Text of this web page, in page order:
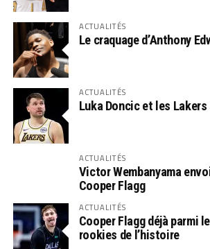
ACTUALITÉS
Le craquage d’Anthony
ACTUALITÉS
Luka Doncic et les
ACTUALITÉS
Victor Wembanyama
Cooper Flagg
ACTUALITÉS
Cooper Flagg déjà parmi
rookies de l’histoire